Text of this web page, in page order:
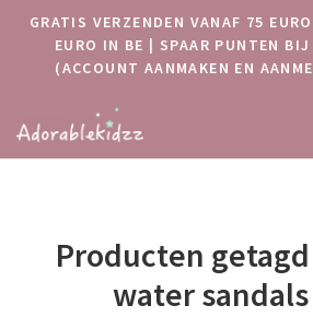
GRATIS VERZENDEN VANAF 75
EURO IN BE | SPAAR PUNTEN
(ACCOUNT AANMAKEN EN
Producten
water